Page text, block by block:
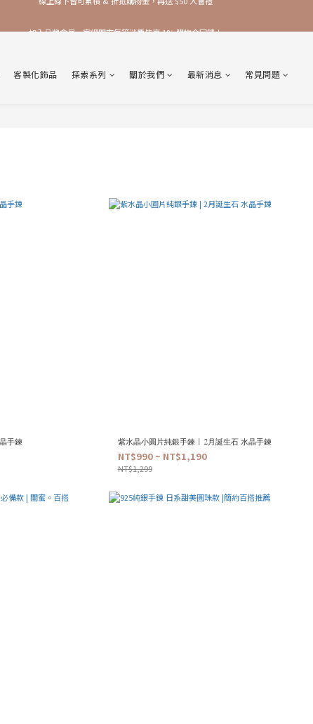
加入品牌會員，官網門市每筆消費皆享 1% 購物金回饋！
客製化飾品 探索系列 關於我們 最新消息 常見問題
手鍊 紫水晶小圓片純銀手鍊 | 2月誕生石 水晶手鍊
NT$990 ~ NT$1,190
NT$1,299